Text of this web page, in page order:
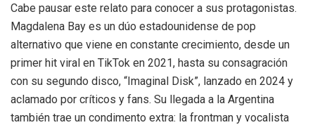
Cabe pausar este relato para conocer a sus protagonistas.
Magdalena Bay es un dúo estadounidense de pop
alternativo que viene en constante crecimiento, desde un
primer hit viral en TikTok en 2021, hasta su consagración
con su segundo disco, “Imaginal Disk”, lanzado en 2024 y
aclamado por críticos y fans. Su llegada a la Argentina
también trae un condimento extra: la frontman y vocalista